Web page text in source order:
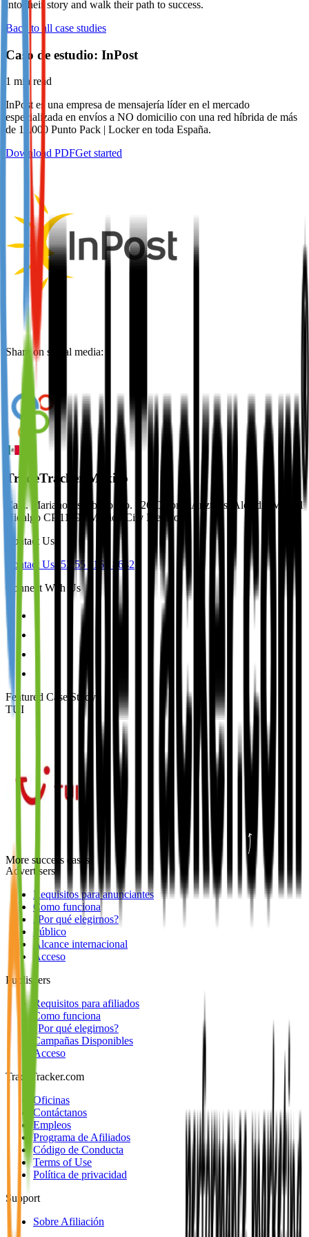
Sign up here
into their story and walk their path to success.
Back to all case studies
Caso de estudio: InPost
1 min read
InPost es una empresa de mensajería líder en el mercado
especializada en envíos a NO domicilio con una red híbrida de más
de 11.000 Punto Pack | Locker en toda España.
Download PDFGet started
Share on social media:
TradeTracker Mexico
Calz. Mariano Escobedo No. 526 Colonia Anzures, Alcaldía Miguel
Hidalgo CP 11590 Mexico City Mexico
Contact Us
Contact Us +52 55 1163 8642
Connect With Us
Featured Case Study
TUI
More success cases
Advertisers
Requisitos para anunciantes
Como funciona
¿Por qué elegirnos?
Público
Alcance internacional
Acceso
Publishers
Requisitos para afiliados
Como funciona
¿Por qué elegirnos?
Campañas Disponibles
Acceso
TradeTracker.com
Oficinas
Contáctanos
Empleos
Programa de Afiliados
Código de Conducta
Terms of Use
Política de privacidad
Support
Sobre Afiliación